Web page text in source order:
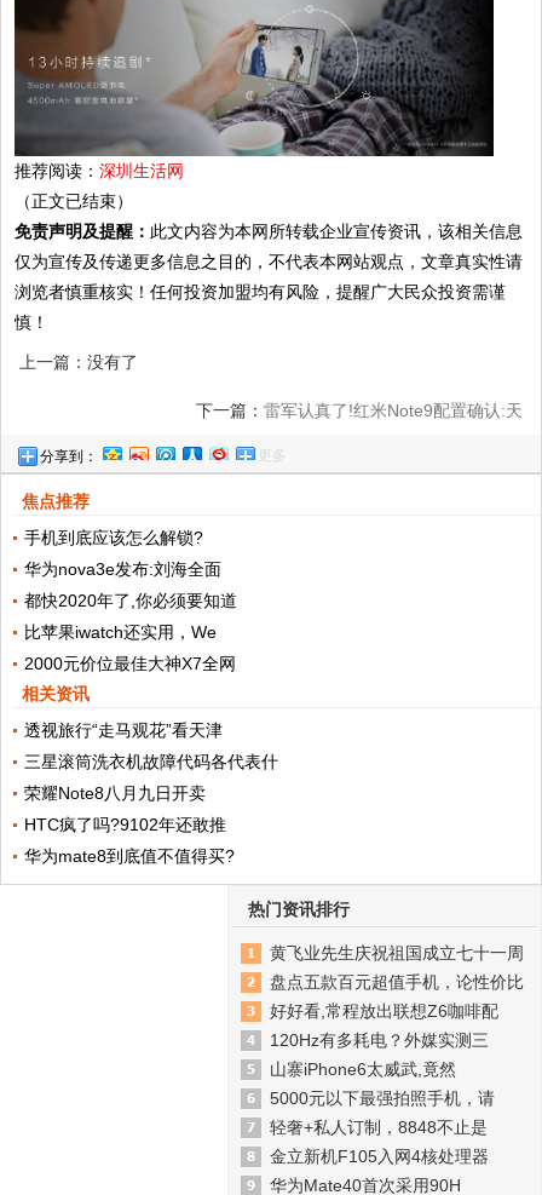
推荐阅读：深圳生活网
（正文已结束）
免责声明及提醒： 此文内容为本网所转载企业宣传资讯，该相关信息
仅为宣传及传递更多信息之目的，不代表本网站观点，文章真实性请
浏览者慎重核实！任何投资加盟均有风险，提醒广大民众投资需谨
慎！
上一篇：没有了
下一篇： 雷军认真了!红米Note9配置确认:天
分享到： 更多
焦点推荐
手机到底应该怎么解锁?
华为nova3e发布:刘海全面
都快2020年了,你必须要知道
比苹果iwatch还实用，We
2000元价位最佳大神X7全网
相关资讯
透视旅行“走马观花”看天津
三星滚筒洗衣机故障代码各代表什
荣耀Note8八月九日开卖
HTC疯了吗?9102年还敢推
华为mate8到底值不值得买?
热门资讯排行
黄飞业先生庆祝祖国成立七十一周
盘点五款百元超值手机，论性价比
好好看,常程放出联想Z6咖啡配
120Hz有多耗电？外媒实测三
山寨iPhone6太威武,竟然
5000元以下最强拍照手机，请
轻奢+私人订制，8848不止是
金立新机F105入网4核处理器
华为Mate40首次采用90H